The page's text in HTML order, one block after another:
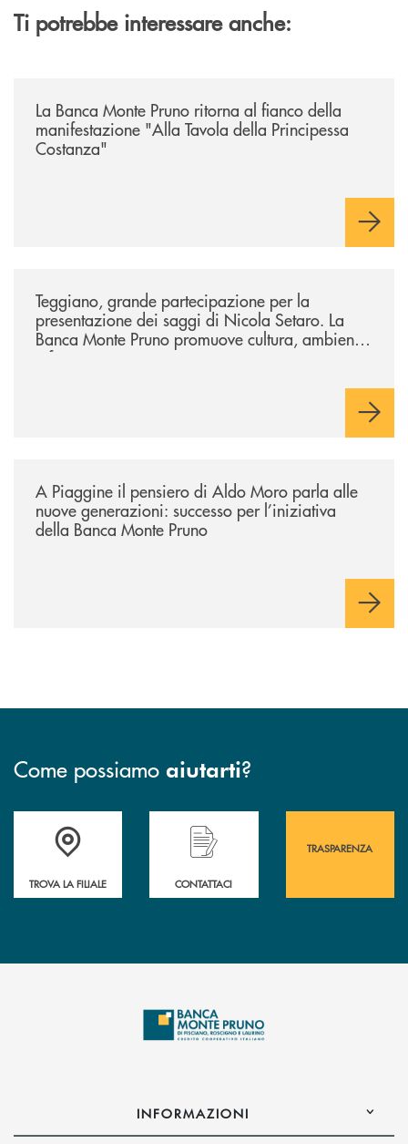
Ti potrebbe interessare anche:
La Banca Monte Pruno ritorna al fianco della
manifestazione "Alla Tavola della Principessa
Costanza"
Teggiano, grande partecipazione per la
presentazione dei saggi di Nicola Setaro. La
Banca Monte Pruno promuove cultura, ambiente
e futuro
A Piaggine il pensiero di Aldo Moro parla alle
nuove generazioni: successo per l’iniziativa
della Banca Monte Pruno
Come possiamo aiutarti?
Accedi all' elenco completo&nbsp; delle&nbsp; filiali&nbsp; di Banca
TROVA LA FILIALE
Hai bisogno di assistenza immediata?
CONTATTACI
TRASPARENZA
INFORMAZIONI